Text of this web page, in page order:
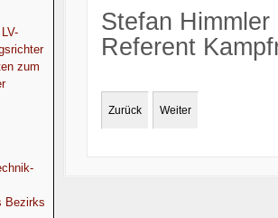
zum
Bezirks
Stefan Himmler
Referent
Zurück Weiter